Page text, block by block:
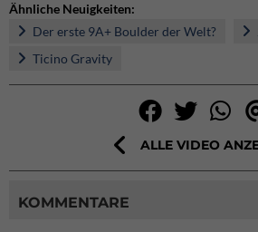
Ähnliche Neuigkeiten:
Der erste 9A+ Boulder der Welt?
Ticino Gravity
ALLE VIDEO
KOMMENTARE